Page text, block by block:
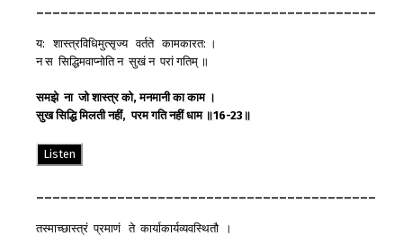
य: शास्त्रविधिमुत्सृज्य वर्तते कामकारत: ।
न स सिद्धिमवाप्नोति न सुखं न परां गतिम् ॥
समझे ना जो शास्त्र को,मनमानी का काम ।
सुख सिद्धि मिलती नहीं,परम गति नहीं धाम ॥16-23 ॥
Listen
तस्माच्छास्त्रं प्रमाणं ते कार्याकार्यव्यवस्थितौ ।